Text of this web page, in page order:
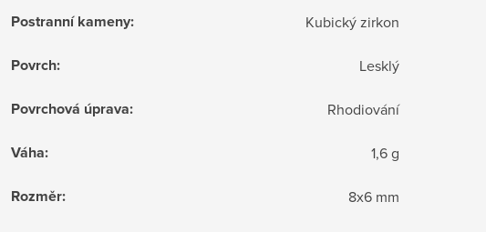
Postranní kameny: Kubický zirkon
Povrch: Lesklý
Povrchová úprava: Rhodiování
Váha: 1,6 g
Rozměr: 8x6 mm